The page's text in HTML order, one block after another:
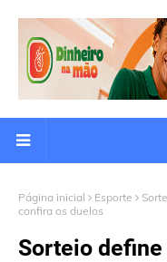
Página inicial Esporte
confira os duelos
Sorteio